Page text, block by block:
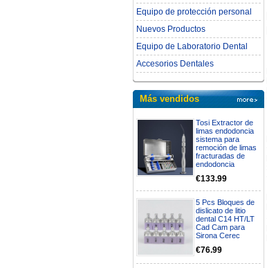
Equipo de protección personal
Nuevos Productos
Equipo de Laboratorio Dental
Accesorios Dentales
Más vendidos
Tosi Extractor de
limas endodoncia
sistema para
remoción de limas
fracturadas de
endodoncia
€133.99
5 Pcs Bloques de
dislicato de litio
dental C14 HT/LT
Cad Cam para
Sirona Cerec
€76.99